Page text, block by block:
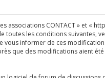
associations CONTACT » et «
toutes les conditions suivantes,
vous informer de ces
que des modifications aient